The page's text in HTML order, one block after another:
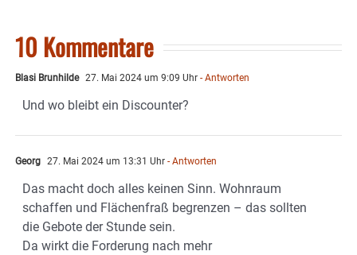
10 Kommentare
Blasi Brunhilde 27. Mai 2024 um 9:09 Uhr - Antworten
Und wo bleibt ein Discounter?
Georg 27. Mai 2024 um 13:31 Uhr - Antworten
Das macht doch alles keinen Sinn. Wohnraum
schaffen und Flächenfraß begrenzen – das sollten
die Gebote der Stunde sein.
Da wirkt die Forderung nach mehr